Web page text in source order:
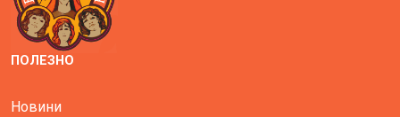
ПОЛЕЗНО
Новини